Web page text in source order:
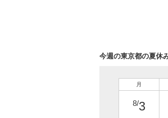
今週の東京都の夏休
月
8/3